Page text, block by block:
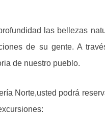
las bellezas
de su gente. A
de nuestro pueblo.
Norte,usted podrá